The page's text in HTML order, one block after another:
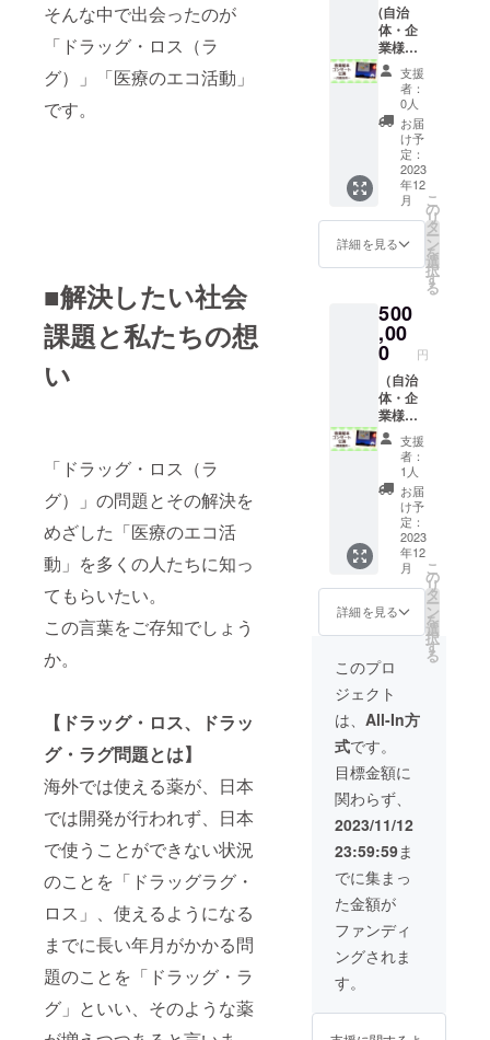
そんな中で出会ったのが
「ドラッグ・ロス（ラ
グ）」「医療のエコ活動」
です。
■解決したい社会
課題と私たちの想
い
「ドラッグ・ロス（ラ
グ）」の問題とその解決を
めざした「医療のエコ活
動」を多くの人たちに知っ
てもらいたい。
この言葉をご存知でしょう
か。
【ドラッグ・ロス、ドラッ
グ・ラグ問題とは】
海外では使える薬が、日本
では開発が行われず、日本
で使うことができない状況
のことを「ドラッグラグ・
ロス」、使えるようになる
までに長い年月がかかる問
題のことを「ドラッグ・ラ
グ」といい、そのような薬
(自治
体・企
業様向
け） オ
リジナ
ル音楽
絵本
「ポー
リーと
ナー
ミーの
まほう
のス
テッ
キ」５
冊セッ
リヨン
コン
サート
公演
（別
途、詳
細相
談） ・
コン
サート
では企
業・自
治体の
協賛名
を明
記、企
業様の
取り組
みと合
わせて
紹介 ※
絵本10
月発送
予定
不要の
方はそ
の旨備
考欄に
お書き
くださ
い 送
料込 ※
コン
サート
の日程
等、詳
細は
メール
わせと
支援
者：
0人
お届
け予
定：
2023
年12
月
詳細を見る
こ
の
リ
タ
ー
ン
を
選
択
す
る
500
,00
0 円
（自治
体・企
業様向
け） オ
リジナ
ル音楽
絵本
「ポー
リーと
ナー
ミーの
まほう
のス
テッ
キ」５
冊セッ
ト ・カ
リヨン
コン
サート
公演
（別
途、詳
細相
談） ・
コン
サート
では企
業・自
治体の
協賛名
を明
記、企
業様の
わせて
支援
者：
1人
お届
け予
定：
2023
年12
月
詳細を見る
こ
の
リ
タ
ー
ン
を
選
択
す
る
このプロ
ジェクト
は、 All-In方
式です。
目標金額に
関わらず、
2023/11/12
23:59:59ま
でに集まっ
た金額が
ファンディ
ングされま
す。